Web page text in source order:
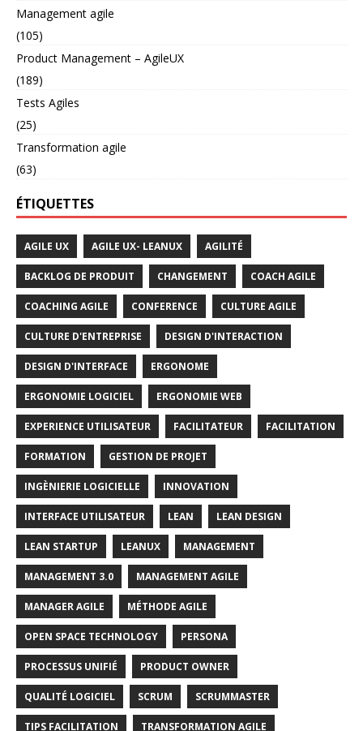
Management agile
(105)
Product Management – AgileUX
(189)
Tests Agiles
(25)
Transformation agile
(63)
ÉTIQUETTES
AGILE UX AGILE UX- LEANUX AGILITÉ
BACKLOG DE PRODUIT CHANGEMENT COACH AGILE
COACHING AGILE CONFERENCE CULTURE AGILE
CULTURE D'ENTREPRISE DESIGN D'INTERACTION
DESIGN D'INTERFACE ERGONOME
ERGONOMIE LOGICIEL ERGONOMIE WEB
EXPERIENCE UTILISATEUR FACILITATEUR FACILITATION
FORMATION GESTION DE PROJET
INGÈNIERIE LOGICIELLE INNOVATION
INTERFACE UTILISATEUR LEAN LEAN DESIGN
LEAN STARTUP LEANUX MANAGEMENT
MANAGEMENT 3.0 MANAGEMENT AGILE
MANAGER AGILE MÉTHODE AGILE
OPEN SPACE TECHNOLOGY PERSONA
PROCESSUS UNIFIÉ PRODUCT OWNER
QUALITÉ LOGICIEL SCRUM SCRUMMASTER
TIPS FACILITATION TRANSFORMATION AGILE